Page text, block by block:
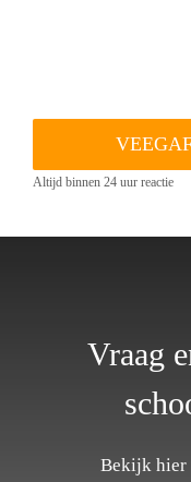
Altijd binnen 24 uur reactie
Vraag
Bekijk hier